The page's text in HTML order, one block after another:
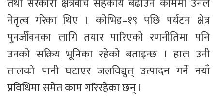
तथा सरकारी क्षेत्रबीच सहकार्य बढाउने काममा उनले
नेतृत्व गरेका थिए । कोभिड–१९ पछि पर्यटन क्षेत्र
पुनर्जीवनका लागि तयार पारिएको रणनीतिमा पनि
उनको सक्रिय भूमिका रहेको बताइन्छ । हाल उनी
तालको पानी घटाएर जलविद्युत् उत्पादन गर्ने नयाँ
प्रविधिमा समेत काम गरिरहेका छन् ।